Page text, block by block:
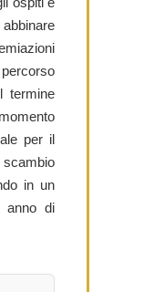
termine
per il
in un
anno di